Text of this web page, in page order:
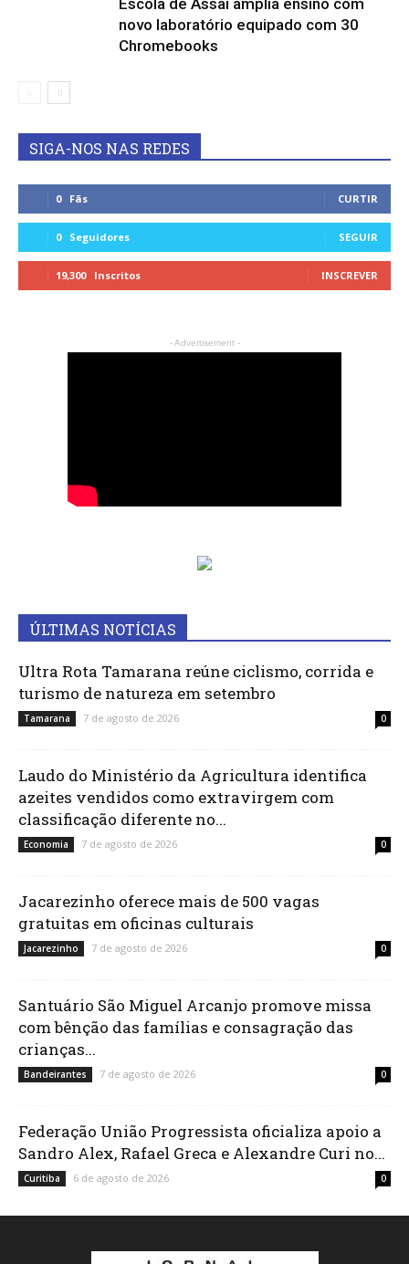
Escola de Assaí amplia ensino com
novo laboratório equipado com 30
Chromebooks
SIGA-NOS NAS REDES
0 Fãs CURTIR
0 Seguidores SEGUIR
19,300 Inscritos INSCREVER
- Advertisement -
ÚLTIMAS NOTÍCIAS
Ultra Rota Tamarana reúne ciclismo, corrida e
turismo de natureza em setembro
Tamarana 7 de agosto de 2026 0
Laudo do Ministério da Agricultura identifica
azeites vendidos como extravirgem com
classificação diferente no...
Economia 7 de agosto de 2026 0
Jacarezinho oferece mais de 500 vagas
gratuitas em oficinas culturais
Jacarezinho 7 de agosto de 2026 0
Santuário São Miguel Arcanjo promove missa
com bênção das famílias e consagração das
crianças...
Bandeirantes 7 de agosto de 2026 0
Federação União Progressista oficializa apoio a
Sandro Alex, Rafael Greca e Alexandre Curi no...
Curitiba 6 de agosto de 2026 0